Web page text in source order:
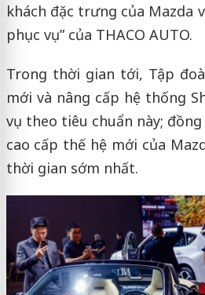
khách đặc trưng của Mazda
phục vụ” của THACO AUTO.
Trong thời gian tới, Tập
mới và nâng cấp hệ thống
vụ theo tiêu chuẩn này;
cao cấp thế hệ mới của
thời gian sớm nhất.